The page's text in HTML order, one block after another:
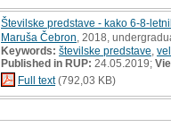
Številske predstave - kako 6-8-
Maruša Čebron , 2018,
Keywords: številske predstave
Published in RUP: 24.05.2019;
Full text(792,03 KB)